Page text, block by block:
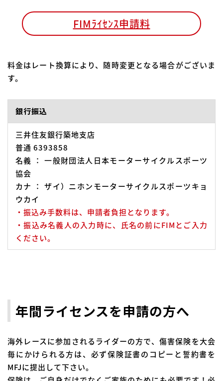
FIMﾗｲｾﾝｽ申請料
料金はレート換算により、随時変更となる場合がございま
す。
銀行振込
三井住友銀行築地支店
普通 6393858
名義 ： 一般財団法人日本モーターサイクルスポーツ
協会
カナ ： ザイ）ニホンモーターサイクルスポーツキョ
ウカイ
・振込み手数料は、申請者負担となります。
・振込み名義人の入力時に、氏名の前にFIMとご入力
ください。
年間ライセンスを申請の方へ
海外レースに参加されるライダーの方で、傷害保険を大会
毎にかけられる方は、必ず保険証書のコピーと誓約書を
MFJに提出して下さい。